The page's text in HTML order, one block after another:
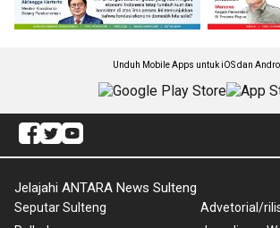
Unduh Mobile Apps untuk iOS dan
Jelajahi ANTARA News Sulteng
Seputar Sulteng
Advetorial/